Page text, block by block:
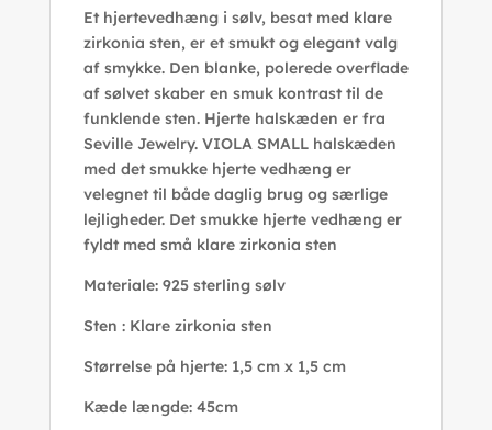
Et hjertevedhæng i sølv, besat med klare
zirkonia sten, er et smukt og elegant valg
af smykke. Den blanke, polerede overflade
af sølvet skaber en smuk kontrast til de
funklende sten. Hjerte halskæden er fra
Seville Jewelry. VIOLA SMALL halskæden
med det smukke hjerte vedhæng er
velegnet til både daglig brug og særlige
lejligheder. Det smukke hjerte vedhæng er
fyldt med små klare zirkonia sten
Materiale: 925 sterling sølv
Sten : Klare zirkonia sten
Størrelse på hjerte: 1,5 cm x 1,5 cm
Kæde længde: 45cm